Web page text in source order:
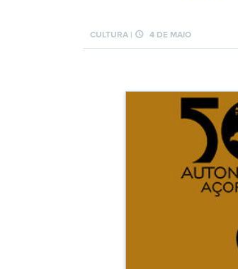
CULTURA | schedule 4 DE MAIO